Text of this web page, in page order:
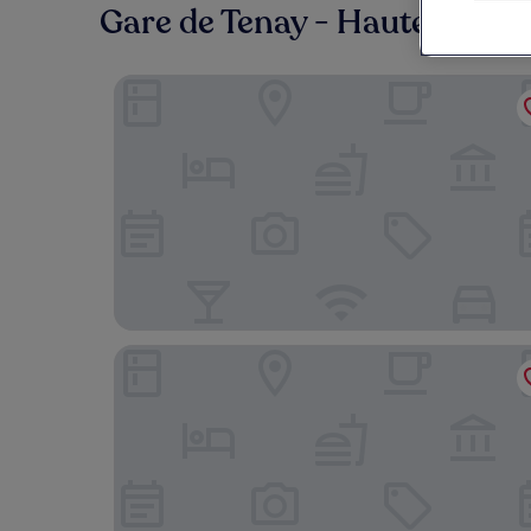
Gare de Tenay - Hauteville :
Riviera – Hotel, Restaurant & Spa (formerly